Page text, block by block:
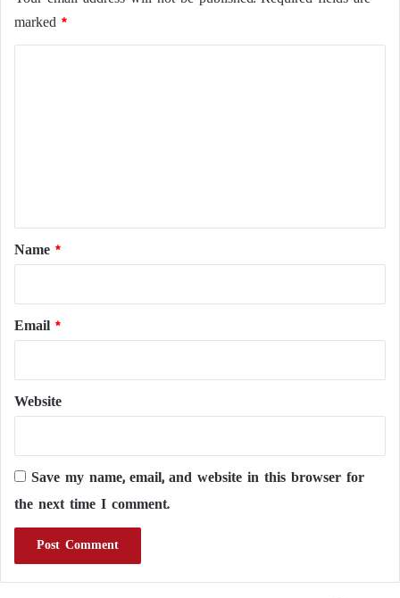
marked *
*
Name *
Email *
Website
Save my name, email, and website in this browser for
the next time I comment.